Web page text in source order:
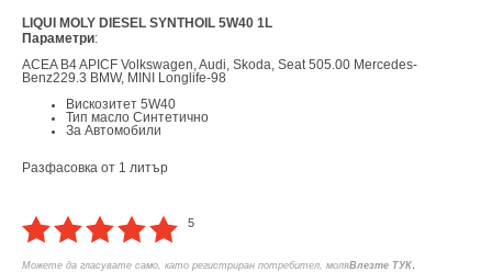
LIQUI MOLY DIESEL SYNTHOIL 5W40 1L
Параметри:
ACEA B4 API CF Volkswagen, Audi, Skoda, Seat 505.00 Mercedes-
Benz229.3 BMW, MINI Longlife-98
Вискозитет 5W40
Тип масло Синтетично
За Автомобили
Разфасовка от 1 литър
5
Можете да гласувате само, като регистриран потребител, моляВлезте ТУК